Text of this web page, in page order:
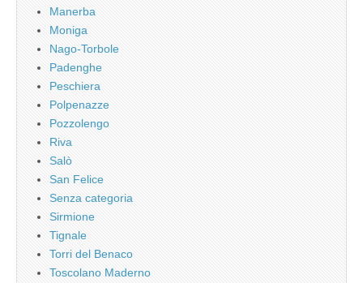
Manerba
Moniga
Nago-Torbole
Padenghe
Peschiera
Polpenazze
Pozzolengo
Riva
Salò
San Felice
Senza categoria
Sirmione
Tignale
Torri del Benaco
Toscolano Maderno